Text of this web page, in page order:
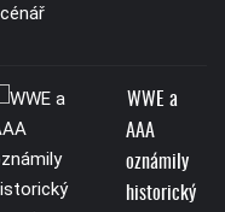
WWE a
AAA
oznámily
historický